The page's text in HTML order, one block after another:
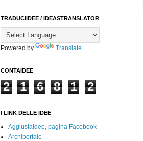
TRADUCIIDEE / IDEASTRANSLATOR
Powered by Translate
CONTAIDEE
2 1 6 8 1 2
I LINK DELLE IDEE
Aggiustaidee, pagina Facebook
Archiportale